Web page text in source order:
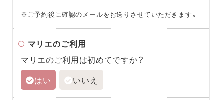
※ご予約後に確認のメールをお送りさせていただきます。
マリエのご利用
マリエのご利用は初めてですか？
はい
いいえ